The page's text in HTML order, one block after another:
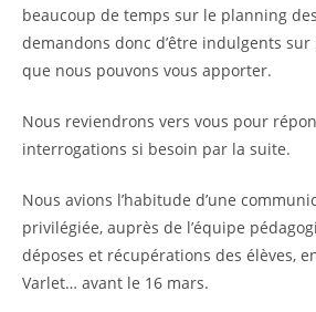
beaucoup de temps sur le planning
demandons donc d’être indulgents
que nous pouvons vous apporter.
Nous reviendrons vers vous pour
interrogations si besoin par la suite.
Nous avions l’habitude d’une
privilégiée, auprès de l’équipe
déposes et récupérations des élèves,
Varlet… avant le 16 mars.